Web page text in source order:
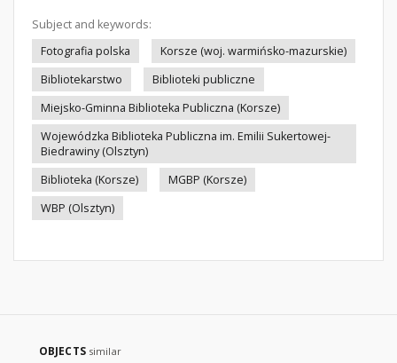
Subject and keywords:
Fotografia polska
Korsze (woj. warmińsko-mazurskie)
Bibliotekarstwo
Biblioteki publiczne
Miejsko-Gminna Biblioteka Publiczna (Korsze)
Wojewódzka Biblioteka Publiczna im. Emilii Sukertowej-
Biedrawiny (Olsztyn)
Biblioteka (Korsze)
MGBP (Korsze)
WBP (Olsztyn)
OBJECTS similar